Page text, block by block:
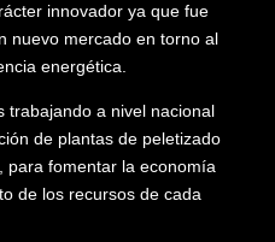
innovador ya que fue
nuevo mercado en torno al
energética.
trabajando a nivel nacional
de plantas de peletizado
para fomentar la economía
de los recursos de cada